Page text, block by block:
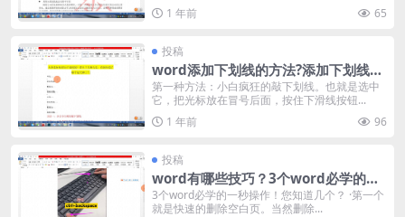
1 年前
65
投稿
word添加下划线的方法?添加下划线的
三种方法
第一种方法：小白疯狂的敲下划线。也就是选中
它，把光标放在冒号后面，按住下滑线按钮...
1 年前
96
投稿
word有哪些技巧？3个word必学的一
秒操作
3个word必学的一秒操作！您知道几个？ ·第一个
就是快速的删除空白页。当然删除...